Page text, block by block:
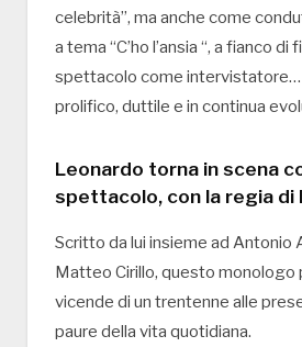
celebrità”, ma anche come
a tema “C’ho l’ansia “, a fianco di
spettacolo come intervistatore…
prolifico, duttile e in continua
Leonardo torna in scena
spettacolo, con la regia di
Scritto da lui insieme ad Antonio
Matteo Cirillo, questo monologo
vicende di un trentenne alle
paure della vita quotidiana.